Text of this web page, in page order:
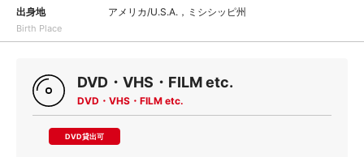
出身地
Birth Place
アメリカ/U.S.A.，ミシシッピ州
DVD・VHS・FILM etc.
DVD・VHS・FILM etc.
DVD貸出可